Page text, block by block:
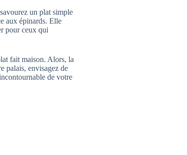
un plat simple
aux épinards. Elle
pour ceux qui
fait maison. Alors, la
palais, envisagez de
de votre